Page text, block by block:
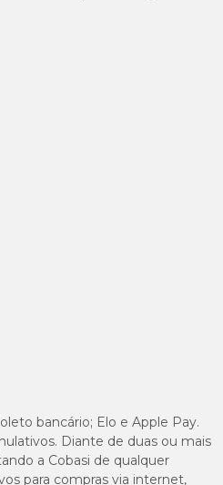
bancário; Elo e Apple Pay.
Diante de duas ou mais
a Cobasi de qualquer
para compras via internet,